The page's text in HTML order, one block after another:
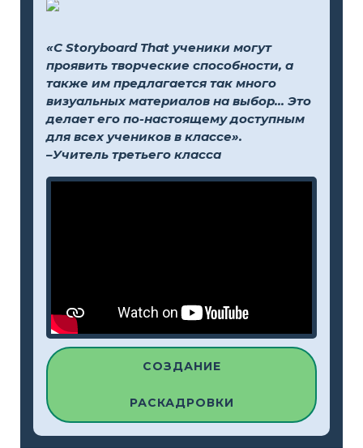
«С Storyboard That ученики могут
проявить творческие способности, а
также им предлагается так много
визуальных материалов на выбор... Это
делает его по-настоящему доступным
для всех учеников в классе».
–Учитель третьего класса
СОЗДАНИЕ
РАСКАДРОВКИ